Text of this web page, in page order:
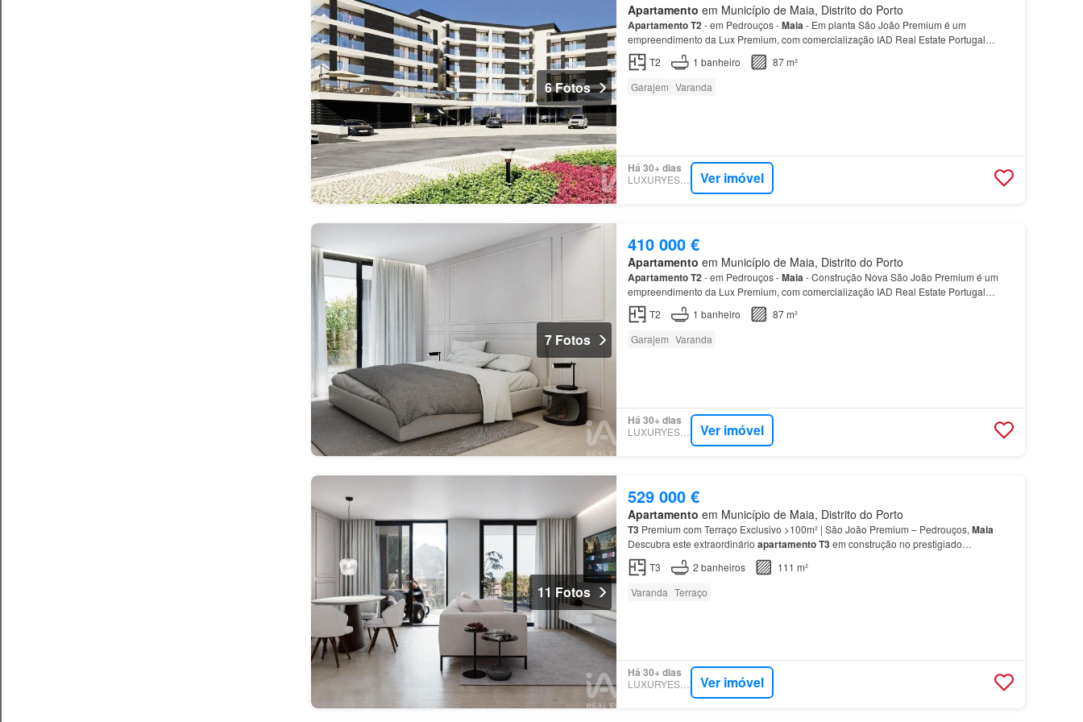
6 Fotos
Apartamento em Município de Maia, Distrito do Porto
ApartamentoT2- em Pedrouços -Maia- Em planta São João Premium é um
empreendimento da Lux Premium, com comercialização IAD Real Estate Portugal…
T2
1 banheiro
87 m²
Garajem Varanda
Há 30+ dias
LUXURYESTATE Ver imóvel
7 Fotos
410 000 €
Apartamento em Município de Maia, Distrito do Porto
ApartamentoT2- em Pedrouços -Maia- Construção Nova São João Premium é um
empreendimento da Lux Premium, com comercialização IAD Real Estate Portugal
Pedrouços é uma povoação portuguesa, que faz parte do concelho da
T2 1 banheiro
87 m²
Garajem Varanda
Há 30+ dias
LUXURYESTATE Ver imóvel
11 Fotos
529 000 €
Apartamento em Município de Maia, Distrito do Porto
T3Premium com Terraço Exclusivo >100m² | São João Premium – Pedrouços, Maia
Descubra este extraordinário apartamentoT3em construção no prestigiado
empreendimento São João Premium, em Pedrouços-
T3 2 banheiros
111 m²
Varanda Terraço
Há 30+ dias
LUXURYESTATE Ver imóvel